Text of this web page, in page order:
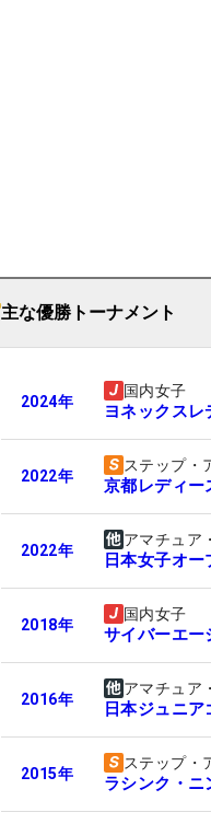
主な優勝トーナメント
2024年
国内女子
ヨネックスレ
2022年
ステップ・
京都レディー
2022年
アマチュア
日本女子オ
2018年
国内女子
サイバーエー
2016年
アマチュア
日本ジュニ
2015年
ステップ・
ラシンク・ニ